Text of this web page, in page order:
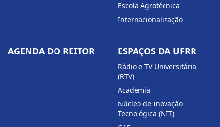
Escola Agrotécnica
Internacionalização
AGENDA DO REITOR ESPAÇOS DA UFRR
Rádio e TV Universitária
(RTV)
Academia
Núcleo de Inovação
Tecnológica (NIT)